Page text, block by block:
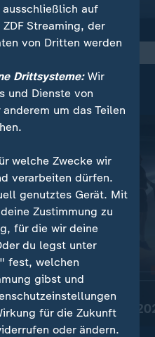
Thema
Handball-EM
ausschließlich auf
Streaming, der
von Dritten werden
Drittsysteme:Wir
und Dienste von
um das Teilen
welche Zwecke wir
verarbeiten dürfen.
genutztes Gerät. Mit
Zustimmung zu
für die wir deine
du legst unter
fest, welchen
gibst und
für die Zukunft
oder ändern.